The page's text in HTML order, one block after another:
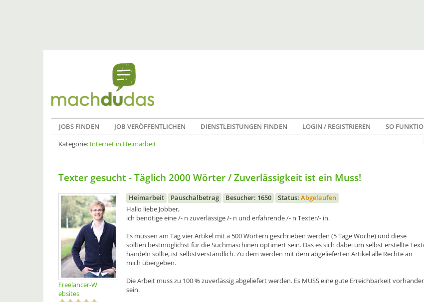
JOBS FINDEN JOB VERÖFFENTLICHEN DIENSTLEISTUNGEN FINDEN LOGIN / REGISTRIEREN SO
Kategorie: Internet in Heimarbeit
Texter gesucht - Täglich 2000 Wörter / Zuverlässigkeit ist ein Muss!
Freelancer-W
ebsites
Heimarbeit Pauschalbetrag Besucher: 1650 Status: Abgelaufen
Hallo liebe Jobber,
ich benötige eine /- n zuverlässige /- n und erfahrende /- n Texter/- in.
Es müssen am Tag vier Artikel mit a 500 Wörtern geschrieben werden (5 Tage Woche) und diese
sollten bestmöglichst für die Suchmaschinen optimert sein. Das es sich dabei um selbst erstellte
handeln sollte, ist selbstverständlich. Zu dem werden mit dem abgelieferten Artikel alle Rechte an
mich übergeben.
Die Arbeit muss zu 100 % zuverlässig abgeliefert werden. Es MUSS eine gute Erreichbarkeit
sein.